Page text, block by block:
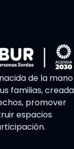
de la mano
familias, creada
promover
espacios